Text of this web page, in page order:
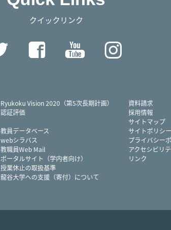
クイックリンク
Twitter FacebookYouTube
Ryukoku Vision 2020（第5次長期計画）
認証評価
教員データベース
webシラバス
教職員Web Mail
ポータルサイト（学内者向け）
授業休止の取扱基準
龍谷大学への支援（寄付）について
資料請求
採用情報
サイトマップ
サイトポリシー
プライバシー
アクセシビリ
リンク